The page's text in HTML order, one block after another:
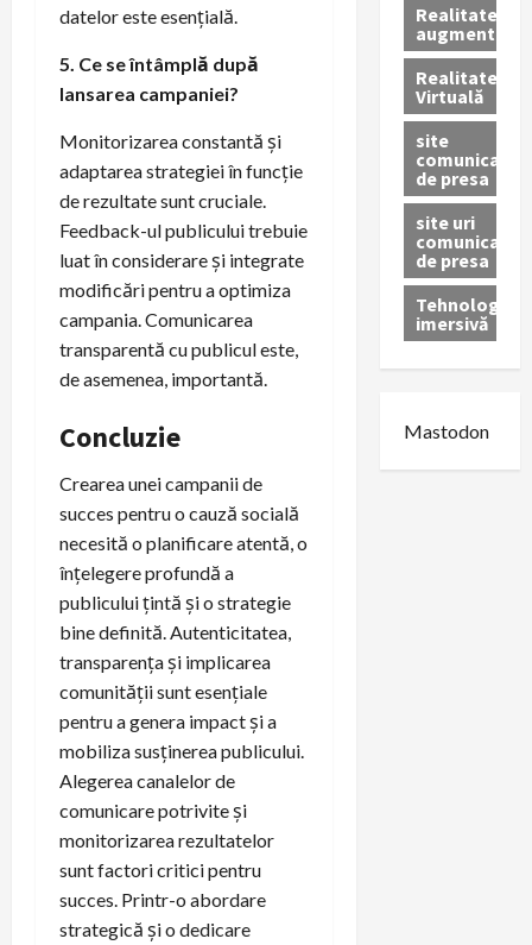
datelor este esențială.
5. Ce se întâmplă după
lansarea campaniei?
Monitorizarea constantă și
adaptarea strategiei în funcție
de rezultate sunt cruciale.
Feedback-ul publicului trebuie
luat în considerare și integrate
modificări pentru a optimiza
campania. Comunicarea
transparentă cu publicul este,
de asemenea, importantă.
Concluzie
Crearea unei campanii de
succes pentru o cauză socială
necesită o planificare atentă, o
înțelegere profundă a
publicului țintă și o strategie
bine definită. Autenticitatea,
transparența și implicarea
comunității sunt esențiale
pentru a genera impact și a
mobiliza susținerea publicului.
Alegerea canalelor de
comunicare potrivite și
monitorizarea rezultatelor
sunt factori critici pentru
succes. Printr-o abordare
strategică și o dedicare
Realitatea
augmentată
Realitatea
Virtuală
site
comunicate
de presa
site uri
comunicate
de presa
Tehnologie
imersivă
Mastodon